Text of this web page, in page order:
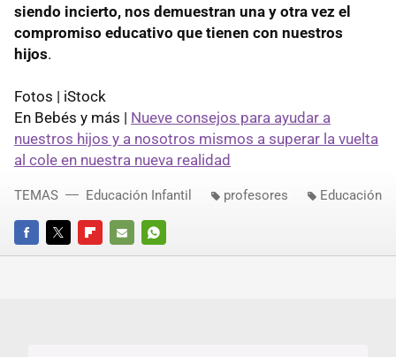
siendo incierto, nos demuestran una y otra vez el
compromiso educativo que tienen con nuestros
hijos.
Fotos | iStock
En Bebés y más | Nueve consejos para ayudar a
nuestros hijos y a nosotros mismos a superar la vuelta
al cole en nuestra nueva realidad
FACEBOOKTWITTERFLIPBOARD
E-
WHATSAPP
TEMAS Educación Infantil profesores Educación